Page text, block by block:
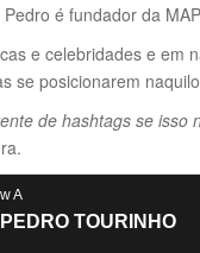
é fundador da
e celebridades e em
se posicionarem
de hashtags se isso